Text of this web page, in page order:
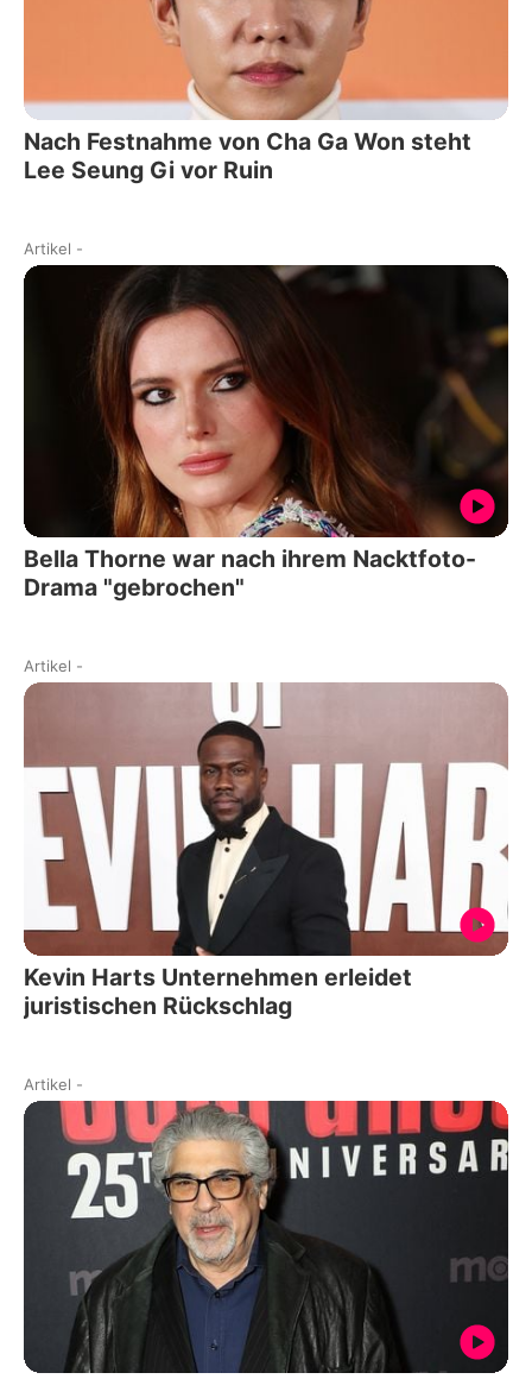
Nach Festnahme von Cha Ga Won steht
Lee Seung Gi vor Ruin
Artikel -
Bella Thorne war nach ihrem Nacktfoto-
Drama "gebrochen"
Artikel -
Kevin Harts Unternehmen erleidet
juristischen Rückschlag
Artikel -